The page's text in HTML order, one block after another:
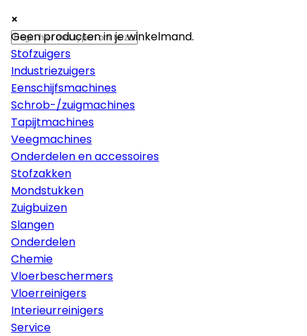
×
Machines
Stofzuigers
Industriezuigers
Eenschijfsmachines
Schrob-/zuigmachines
Tapijtmachines
Veegmachines
Onderdelen en accessoires
Stofzakken
Mondstukken
Zuigbuizen
Slangen
Onderdelen
Chemie
Vloerbeschermers
Vloerreinigers
Interieurreinigers
Service
×
×
Geen producten in je winkelmand.